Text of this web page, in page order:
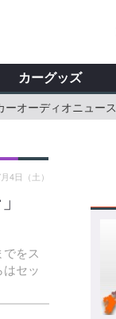
ーオーディオニュース
カーグッズ
をス
セッ
4日（土）